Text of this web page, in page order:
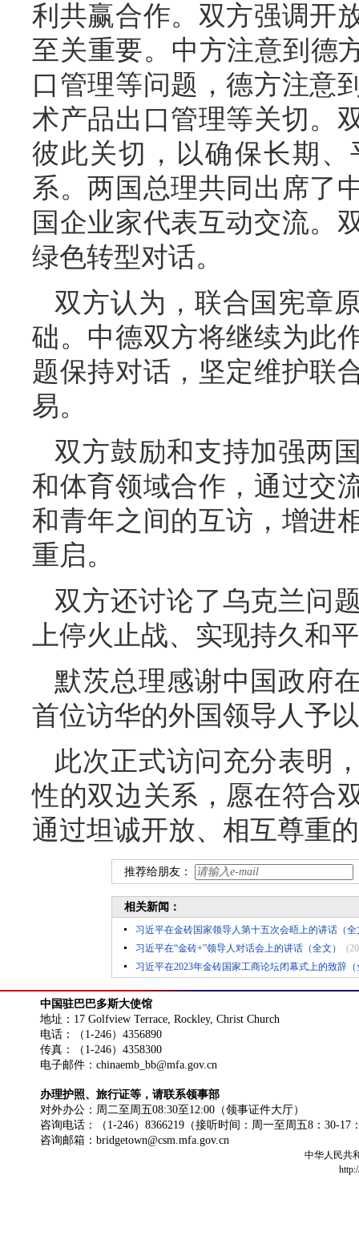
利共赢合作。双方强调开
至关重要。中方注意到德
口管理等问题，德方注意
术产品出口管理等关切。
彼此关切，以确保长期
系。两国总理共同出席了
国企业家代表互动交流。
绿色转型对话。
双方认为，联合国宪章
础。中德双方将继续为此
题保持对话，坚定维护联
易。
双方鼓励和支持加强两
和体育领域合作，通过交
和青年之间的互访，增进
重启。
双方还讨论了乌克兰问
上停火止战、实现持久和
默茨总理感谢中国政府
首位访华的外国领导人予
此次正式访问充分表明
性的双边关系，愿在符合
通过坦诚开放、相互尊重
推荐给朋友：
相关新闻：
习近平在金砖国家领导人第十五次会晤上的讲话（全
习近平在“金砖+”领导人对话会上的讲话（全文）
习近平在2023年金砖国家工商论坛闭幕式上的致辞
中国驻巴巴多斯大使馆
地址：17 Golfview Terrace, Rockley, Christ Church
电话：（1-246）4356890
传真：（1-246）4358300
电子邮件：chinaemb_bb@mfa.gov.cn
办理护照、旅行证等，请联系领事部
对外办公：周二至周五08:30至12:00（领事证件大厅）
咨询电话：（1-246）8366219（接听时间：周一至周五8：30-17
咨询邮箱：bridgetown@csm.mfa.gov.cn
中华人民共